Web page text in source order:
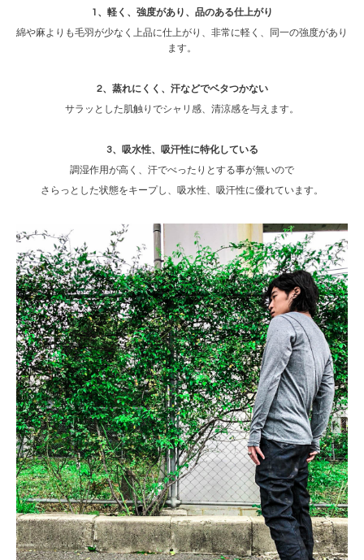
1、軽く、強度があり、品のある仕上がり
綿や麻よりも毛羽が少なく上品に仕上がり、非常に軽く、同一の強度があり
ます。
2、蒸れにくく、汗などでベタつかない
サラッとした肌触りでシャリ感、清涼感を与えます。
3、吸水性、吸汗性に特化している
調湿作用が高く、汗でべったりとする事が無いので
さらっとした状態をキープし、吸水性、吸汗性に優れています。